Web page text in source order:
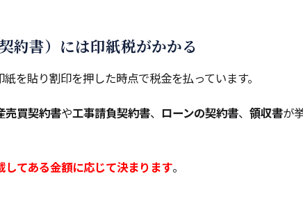
約書）には印紙税がかかる
を貼り割印を押した時点で税金を払っています。
売買契約書や工事請負契約書、 ローンの契約書、 領収書が
してある金額に応じて決まります。